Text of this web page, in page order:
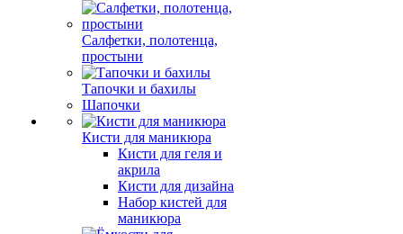
Салфетки, полотенца,
простыни
Тапочки и бахилы
Шапочки
Кисти для маникюра
Кисти для геля и
акрила
Кисти для дизайна
Набор кистей для
маникюра